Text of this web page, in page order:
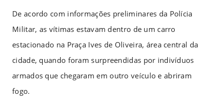
De acordo com informações preliminares da Polícia
Militar, as vítimas estavam dentro de um carro
estacionado na Praça Ives de Oliveira, área central da
cidade, quando foram surpreendidas por indivíduos
armados que chegaram em outro veículo e abriram
fogo.